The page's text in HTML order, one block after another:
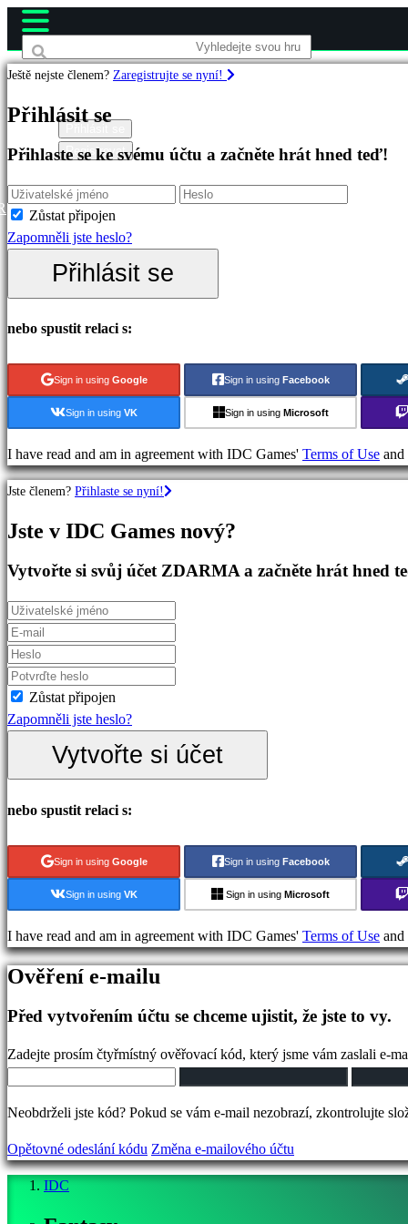
Hry
Doporučené
Nové
verze
Hrát
zdarma
Kategorie
hry
Strategické
hry
Dobrodružné
hry
RPG
hry
hry
Sportovní
Střílečky
Racing
games
Casual
games
Indie
Simulation
games
Puzzle
Fighting
games
Demo
Komunita
Gameplays
Události
ve
hře
Média
Fóra
IDC
Registrovat
Ještě nejste členem? Zaregistrujte se nyní!
Přihlásit se
Přihlaste se ke svému účtu a začněte hrát hned teď!
Zůstat připojen
Zapomněli jste heslo?
Přihlásit se
nebo spustit relaci s:
Sign in using Google Sign in using Facebook
Sign in using VK Sign in using Microsoft
I have read and am in agreement with IDC Games' Terms of Use and
Jste členem? Přihlaste se nyní!
Jste v IDC Games nový?
Vytvořte si svůj účet ZDARMA a začněte hrát hned
Zůstat připojen
Zapomněli jste heslo?
Vytvořte si účet
nebo spustit relaci s:
Sign in using Google Sign in using Facebook
Sign in using VK Sign in using Microsoft
I have read and am in agreement with IDC Games' Terms of Use and
Ověření e-mailu
Před vytvořením účtu se chceme ujistit, že jste to vy.
Zadejte prosím čtyřmístný ověřovací kód, který jsme vám zaslali e-
Neobdrželi jste kód? Pokud se vám e-mail nezobrazí, zkontrolujte
Opětovné odeslání kódu Změna e-mailového účtu
IDC